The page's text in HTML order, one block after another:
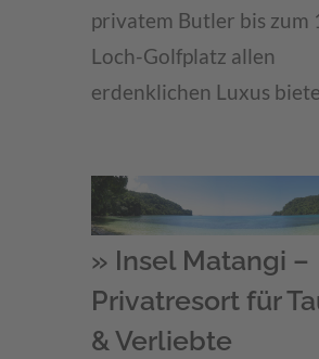
privatem Butler bis zum
Loch-Golfplatz allen
erdenklichen Luxus
» Insel Matangi –
Privatresort für
& Verliebte